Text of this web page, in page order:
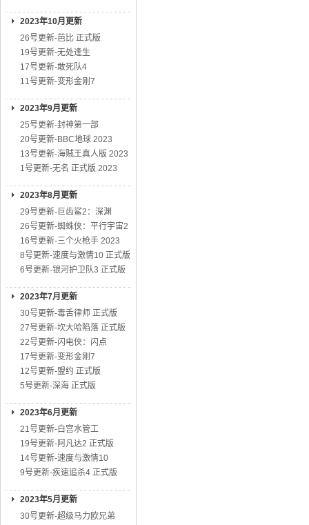
2023年10月更新
26号更新-芭比 正式版
19号更新-无处逢生
17号更新-敢死队4
11号更新-变形金刚7
2023年9月更新
25号更新-封神第一部
20号更新-BBC地球 2023
13号更新-海贼王真人版 2023
1号更新-无名 正式版 2023
2023年8月更新
29号更新-巨齿鲨2：深渊
26号更新-蜘蛛侠：平行宇宙2
16号更新-三个火枪手 2023
8号更新-速度与激情10 正式版
6号更新-银河护卫队3 正式版
2023年7月更新
30号更新-毒舌律师 正式版
27号更新-坎大哈陷落 正式版
22号更新-闪电侠：闪点
17号更新-变形金刚7
12号更新-盟约 正式版
5号更新-深海 正式版
2023年6月更新
21号更新-白宫水管工
19号更新-阿凡达2 正式版
14号更新-速度与激情10
9号更新-疾速追杀4 正式版
2023年5月更新
30号更新-超级马力欧兄弟